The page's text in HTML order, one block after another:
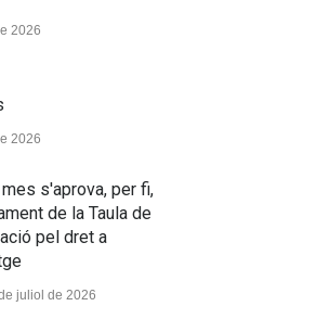
2026
2026
s'aprova, per fi,
de la Taula de
pel dret a
juliol de 2026